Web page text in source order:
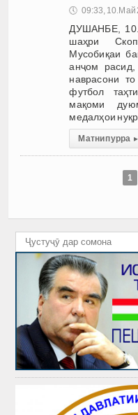
🕔 09:33, 10.Май
ДУШАНБЕ,
шаҳри
Мусобиқаи
анҷом
наврасони
футбол
мақоми
медалҳои
Матни пурра ▸
1